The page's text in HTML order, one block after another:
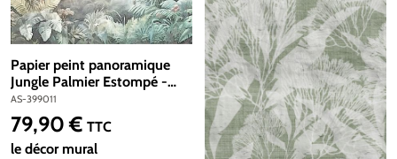
Papier peint panoramique
Jungle Palmier Estompé -
The Wall 3 d'A.S. Création |
Réf. AS-399011
AS-399011
Prix régulier :
79,90 € TTC
le décor mural